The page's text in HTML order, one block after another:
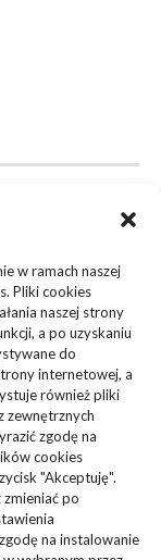
w ramach naszej
Pliki cookies
naszej strony
a po uzyskaniu
do
internetowej, a
również pliki
zewnętrznych
zgodę na
cookies
"Akceptuję".
po
na instalowanie
(94)
(36)
(23)